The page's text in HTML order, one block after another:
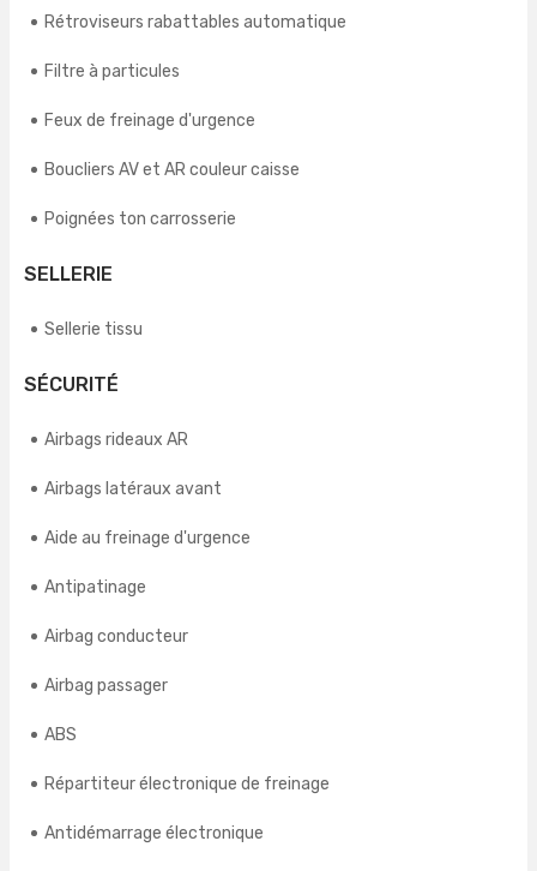
Rétroviseurs rabattables automatique
Filtre à particules
Feux de freinage d'urgence
Boucliers AV et AR couleur caisse
Poignées ton carrosserie
SELLERIE
Sellerie tissu
SÉCURITÉ
Airbags rideaux AR
Airbags latéraux avant
Aide au freinage d'urgence
Antipatinage
Airbag conducteur
Airbag passager
ABS
Répartiteur électronique de freinage
Antidémarrage électronique